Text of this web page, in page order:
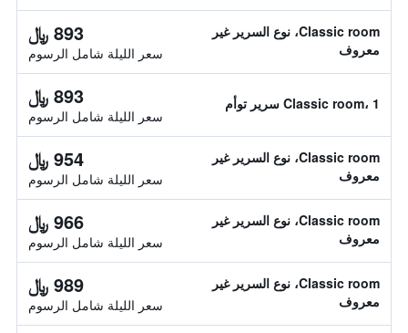
Classic room، نوع السرير غير
معروف
893 ﷼
سعر الليلة شامل الرسوم
Classic room، 1 سرير توأم 893 ﷼
سعر الليلة شامل الرسوم
Classic room، نوع السرير غير
معروف
954 ﷼
سعر الليلة شامل الرسوم
Classic room، نوع السرير غير
معروف
966 ﷼
سعر الليلة شامل الرسوم
Classic room، نوع السرير غير
معروف
989 ﷼
سعر الليلة شامل الرسوم